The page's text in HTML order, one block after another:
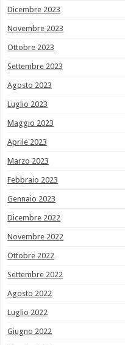
Dicembre 2023
Novembre 2023
Ottobre 2023
Settembre 2023
Agosto 2023
Luglio 2023
Maggio 2023
Aprile 2023
Marzo 2023
Febbraio 2023
Gennaio 2023
Dicembre 2022
Novembre 2022
Ottobre 2022
Settembre 2022
Agosto 2022
Luglio 2022
Giugno 2022